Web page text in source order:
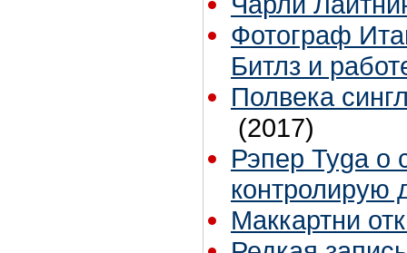
Фотограф
Битлз и
Полвека
(2017)
Рэпер Tyga о
контролирую
Маккартни